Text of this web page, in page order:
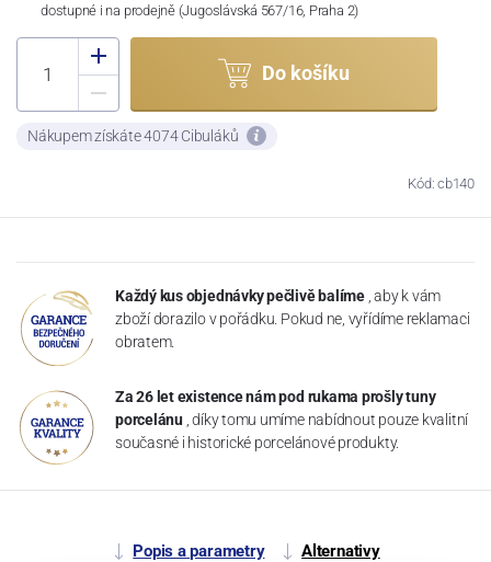
dostupné i na prodejně (Jugoslávská 567/16, Praha 2)
Do košíku
Nákupem získáte 4074 Cibuláků
Kód: cb140
Každý kus objednávky pečlivě balíme , aby k vám
zboží dorazilo v pořádku. Pokud ne, vyřídíme reklamaci
obratem.
Za 26 let existence nám pod rukama prošly tuny
porcelánu , díky tomu umíme nabídnout pouze kvalitní
současné i historické porcelánové produkty.
Popis a parametry Alternativy